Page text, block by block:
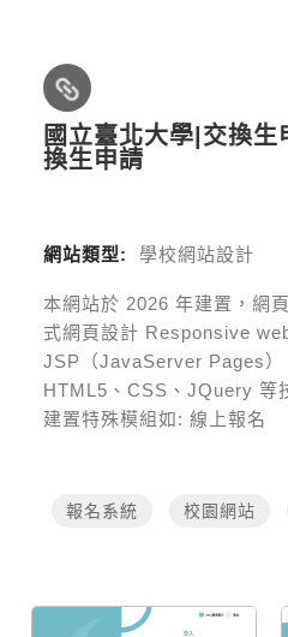
國立臺北大學|交換
換生申請
網站類型: 學校網站設計
本網站於 2026 年建置，網
式網頁設計 Responsive
JSP（JavaServer Pages）
HTML5、CSS、JQuery 等
建置特殊模組如:線上報名
報名系統 校園網站